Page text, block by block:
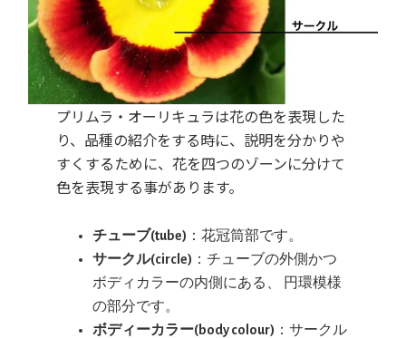
プリムラ・オーリキュラは花の色を表現した
り、品種の紹介をする時に、説明を分かりや
すくするために、花を四つのゾーンに分けて
色を表現する事があります。
チューブ(tube) ：花冠筒部です。
サークル(circle) ：チューブの外側かつ
ボディカラーの内側にある、 円環模様
の部分です。
ボディーカラー(body colour) ：サークル